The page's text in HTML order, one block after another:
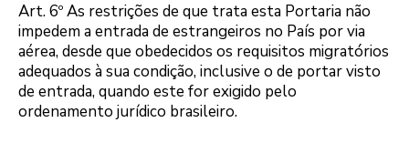
Art. 6º As restrições de que trata esta Portaria não
impedem a entrada de estrangeiros no País por via
aérea, desde que obedecidos os requisitos migratórios
adequados à sua condição, inclusive o de portar visto
de entrada, quando este for exigido pelo
ordenamento jurídico brasileiro.